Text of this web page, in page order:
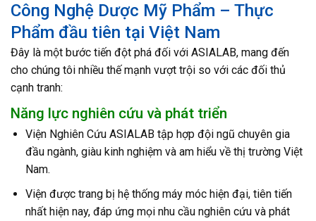
Công Nghệ Dược Mỹ Phẩm – Thực
Phẩm đầu tiên tại Việt Nam
Đây là một bước tiến đột phá đối với ASIALAB, mang đến
cho chúng tôi nhiều thế mạnh vượt trội so với các đối thủ
cạnh tranh:
Năng lực nghiên cứu và phát triển
Viện Nghiên Cứu ASIALAB tập hợp đội ngũ chuyên gia
đầu ngành, giàu kinh nghiệm và am hiểu về thị trường Việt
Nam.
Viện được trang bị hệ thống máy móc hiện đại, tiên tiến
nhất hiện nay, đáp ứng mọi nhu cầu nghiên cứu và phát